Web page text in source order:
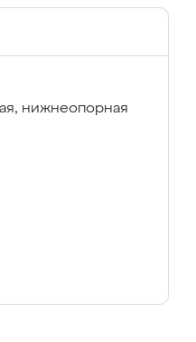
нижнеопорная